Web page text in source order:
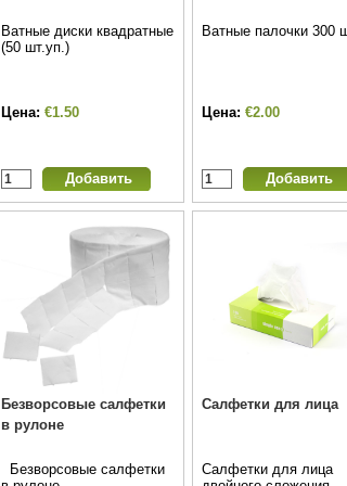
Ватные диски квадратные
(50 шт.уп.)
Цена: €1.50
Ватные палочки 300
Цена: €2.00
Безворсовые салфетки
в рулоне
Безворсовые салфетки
Салфетки для лица
Салфетки для лица